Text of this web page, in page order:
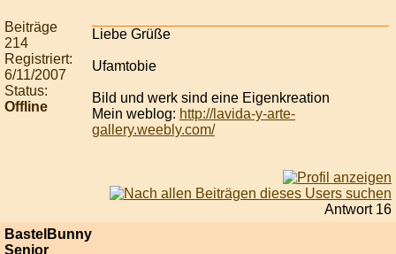
Beiträge
214
Registriert:
6/11/2007
Status:
Offline
Liebe Grüße
Ufamtobie
Bild und werk sind eine Eigenkreation
Mein weblog: http://lavida-y-arte-
gallery.weebly.com/
Antwort 16
BastelBunny
Senior